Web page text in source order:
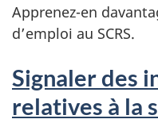
Apprenez-en
d’emploi au SCRS.
Signaler des
relatives à la